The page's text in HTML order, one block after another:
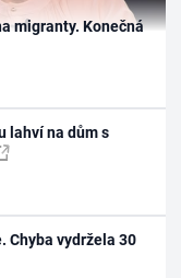
migranty. Konečná
lahví na dům s
Chyba vydržela 30